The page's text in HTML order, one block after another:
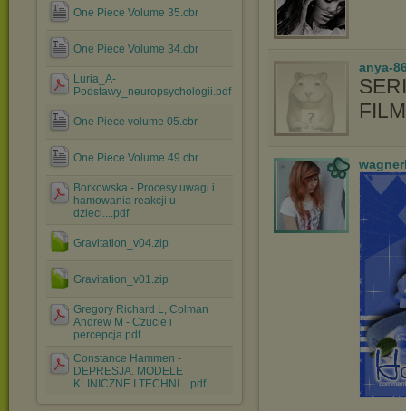
One Piece Volume 35.cbr
One Piece Volume 34.cbr
Luria_A-
Podstawy_neuropsychologii.pdf
One Piece volume 05.cbr
One Piece Volume 49.cbr
Borkowska - Procesy uwagi i
hamowania reakcji u
dzieci....pdf
Gravitation_v04.zip
Gravitation_v01.zip
Gregory Richard L, Colman
Andrew M - Czucie i
percepcja.pdf
Constance Hammen -
DEPRESJA. MODELE
KLINICZNE I TECHNI....pdf
anya-